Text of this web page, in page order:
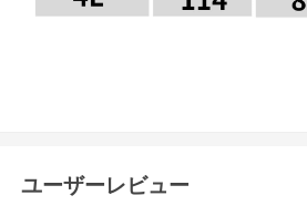
ユーザーレビュー